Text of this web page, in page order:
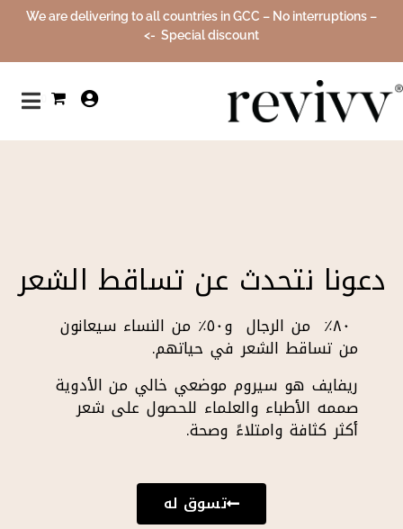
We are delivering to all countries in GCC – No interruptions –
Special discount ->
0
دعونا نتحدث عن تساقط الشعر
٨٠٪ من الرجال و٥٠٪ من النساء سيعانون
من تساقط الشعر في حياتهم.
ريفايف هو سيروم موضعي خالي من الأدوية
صممه الأطباء والعلماء للحصول على شعر
أكثر كثافة وامتلاءً وصحة.
تسوق له